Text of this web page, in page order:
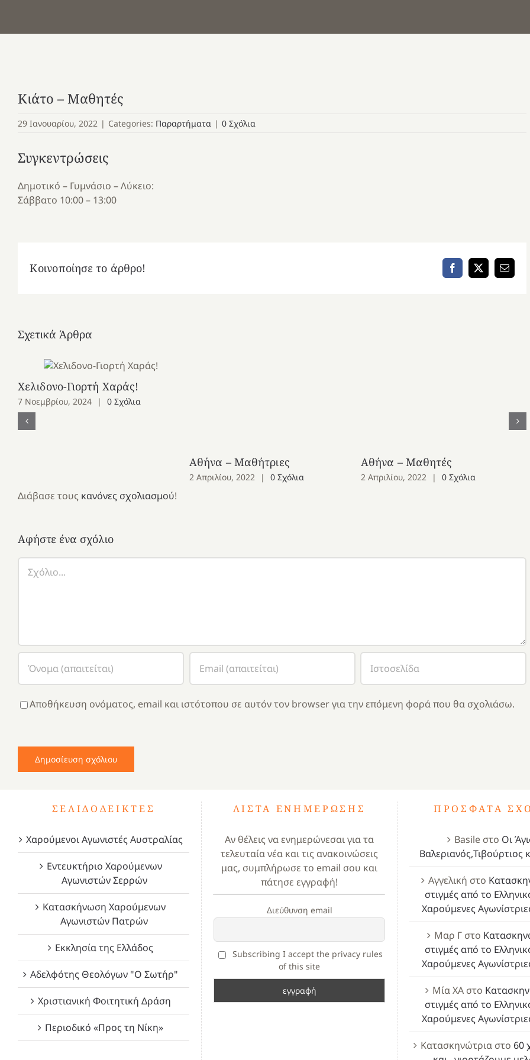
Κιάτο – Μαθητές
29 Ιανουαρίου, 2022 | Categories: Παραρτήματα | 0 Σχόλια
Συγκεντρώσεις
Δημοτικό – Γυμνάσιο – Λύκειο:
Σάββατο 10:00 – 13:00
Κοινοποίησε το άρθρο! Facebook
X Email
Σχετικά Άρθρα
Χελιδονο-Γιορτή Χαράς!
7 Νοεμβρίου, 2024 | 0 Σχόλια
Αθήνα – Μαθήτριες
2 Απριλίου, 2022 | 0 Σχόλια
Αθήνα – Μαθητές
2 Απριλίου, 2022 | 0 Σχόλια
Διάβασε τους κανόνες σχολιασμού!
Αφήστε ένα σχόλιο
Αποθήκευση ονόματος, email και ιστότοπου σε αυτόν τον browser για την επόμενη φορά που θα σχολιάσω.
ΣΕΛΙΔΟΔΕΊΚΤΕΣ
Χαρούμενοι Αγωνιστές Αυστραλίας
Εντευκτήριο Χαρούμενων
Αγωνιστών Σερρών
Κατασκήνωση Χαρούμενων
Αγωνιστών Πατρών
Εκκλησία της Ελλάδος
Αδελφότης Θεολόγων "Ο Σωτήρ"
Χριστιανική Φοιτητική Δράση
Περιοδικό «Προς τη Νίκη»
ΛΊΣΤΑ ΕΝΗΜΈΡΩΣΗΣ
Αν θέλεις να ενημερώνεσαι για τα
τελευταία νέα και τις ανακοινώσεις
μας, συμπλήρωσε το email σου και
πάτησε εγγραφή!
Διεύθυνση email
Subscribing I accept the privacy rules
of this site
ΠΡΌΣΦΑΤΑ
Basileστο Οι
Βαλεριανός,Τιβούρτιος
Αγγελική στο
στιγμές από το
Χαρούμενες
Μαρ Γστο
στιγμές από το
Χαρούμενες
Μία ΧΑστο
στιγμές από το
Χαρούμενες
Κατασκηνώτριαστο 60